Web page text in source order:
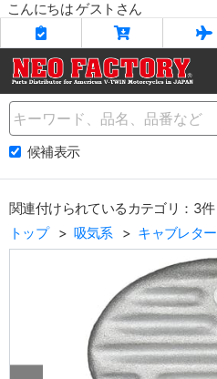
こんにちは ゲストさん
Name
候補表示
関連付けられているカテゴリ：3件
トップ
吸気系 キャブレター